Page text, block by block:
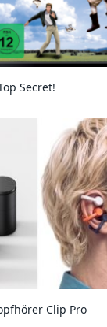
Secret!
Clip Pro